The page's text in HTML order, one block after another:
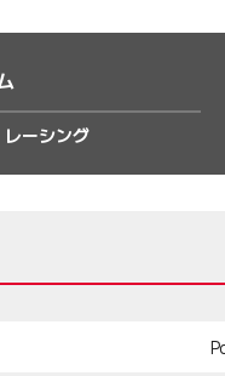
ーシング